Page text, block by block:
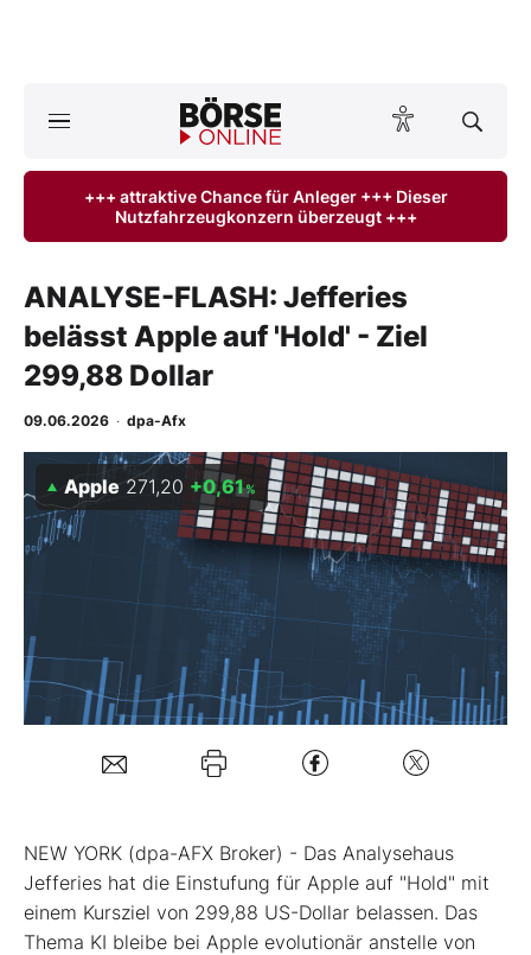
ktuelle Ausgabe BÖRSE ONLINE lesen
Finanz-Check
Abo & Shop
BO-Musterdepots
Experten
Mein Konto
+++ attraktive Chance für Anleger +++ Dieser
Nutzfahrzeugkonzern überzeugt +++
ANALYSE-FLASH: Jefferies
belässt Apple auf 'Hold' - Ziel
299,88 Dollar
09.06.2026 · dpa-Afx
Apple 271,20 +0,61%
NEW YORK (dpa-AFX Broker) - Das Analysehaus
Jefferies hat die Einstufung für Apple auf "Hold" mit
einem Kursziel von 299,88 US-Dollar belassen. Das
Thema KI bleibe bei Apple evolutionär anstelle von